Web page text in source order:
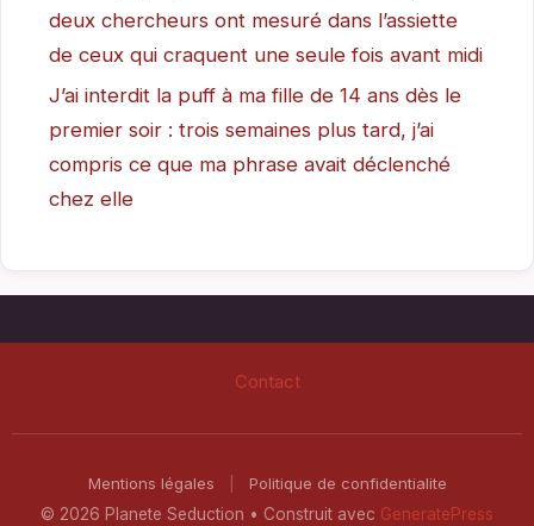
deux chercheurs ont mesuré dans l’assiette
de ceux qui craquent une seule fois avant midi
J’ai interdit la puff à ma fille de 14 ans dès le
premier soir : trois semaines plus tard, j’ai
compris ce que ma phrase avait déclenché
chez elle
Contact
Mentions légales
Politique de confidentialite
© 2026 Planete Seduction • Construit avec GeneratePress